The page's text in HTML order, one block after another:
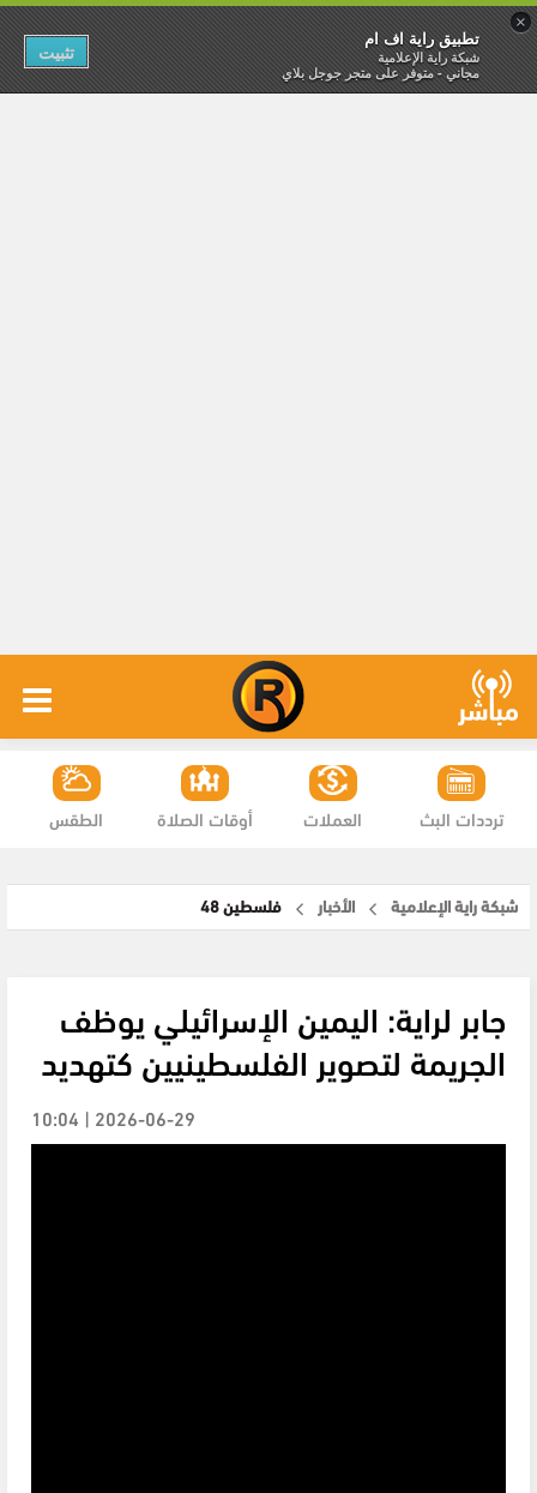
×
تطبيق راية اف ام
شبكة راية الإعلامية
مجاني - متوفر على متجر جوجل بلاي
تثبيت
الطقس أوقات الصلاة العملات ترددات البث
شبكة راية الإعلامية الأخبار فلسطين 48
جابر لراية: اليمين الإسرائيلي يوظف
الجريمة لتصوير الفلسطينيين كتهديد
2026-06-29 | 10:04